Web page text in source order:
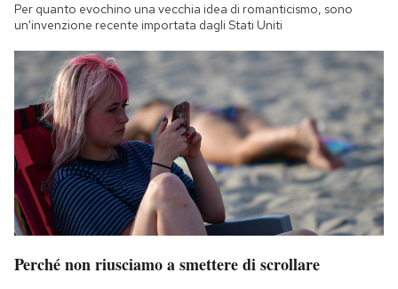
Per quanto evochino una vecchia idea di romanticismo, sono
un'invenzione recente importata dagli Stati Uniti
Perché non riusciamo a smettere di scrollare